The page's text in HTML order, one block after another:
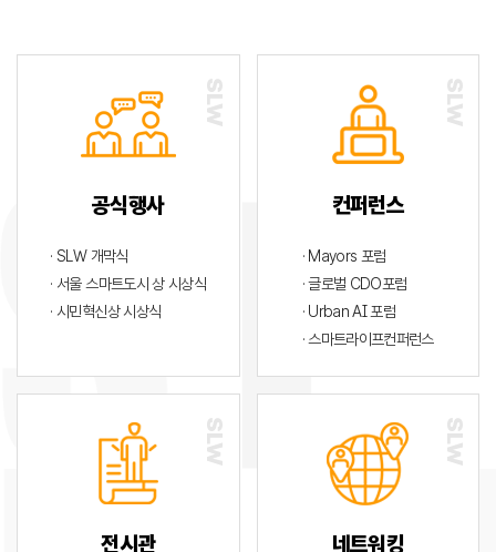
공식행사
· SLW 개막식
· 서울 스마트도시 상 시상식
· 시민혁신상 시상식
컨퍼런스
· Mayors 포럼
· 글로벌 CDO포럼
· Urban AI 포럼
· 스마트라이프컨퍼런스
전시관 네트워킹